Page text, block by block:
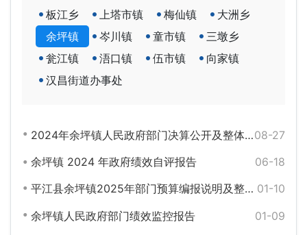
板江乡
上塔市镇 梅仙镇
大洲乡
余坪镇
岑川镇 童市镇
三墩乡
瓮江镇
浯口镇 伍市镇
向家镇
汉昌街道办事处
08-27
2024年余坪镇人民政府部门决算公开及整体支出绩效自评报告
06-18
余坪镇 2024 年政府绩效自评报告
01-10
平江县余坪镇2025年部门预算编报说明及整体绩效目标公开
01-09
余坪镇人民政府部门绩效监控报告